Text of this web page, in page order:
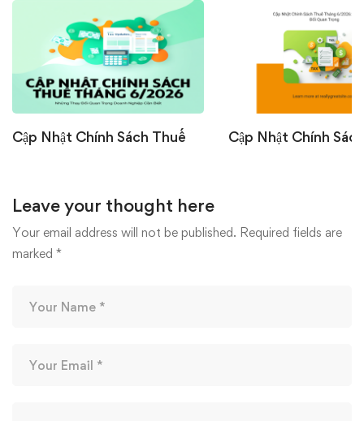
Cập Nhật Chính Sách Thuế
Nghiệp Cần Biết
07/07/2026
Cập Nhật Chính
22/06/2026
Leave your thought here
Your email address will not be published. Required fields are
marked *